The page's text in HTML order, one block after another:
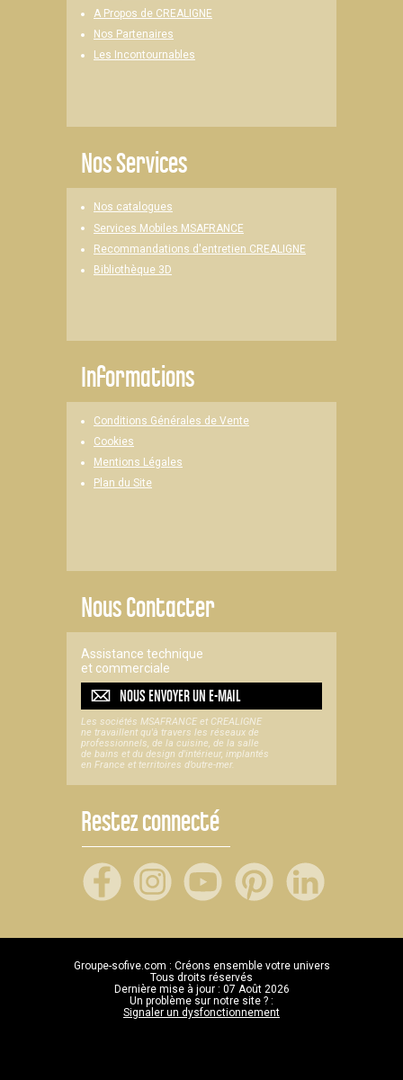
A Propos de CREALIGNE
Nos Partenaires
Les Incontournables
Nos Services
Nos catalogues
Services Mobiles MSAFRANCE
Recommandations d'entretien CREALIGNE
Bibliothèque 3D
Informations
Conditions Générales de Vente
Cookies
Mentions Légales
Plan du Site
Nous Contacter
Assistance technique
et commerciale
NOUS ENVOYER UNE-MAIL
Les sociétés MSAFRANCE et CREALIGNE
ne travaillent qu'à travers les réseaux de
professionnels, de la cuisine, de la salle
de bains et du design d'intérieur, implantés
en France et territoires d’outre-mer.
Restez connecté
Groupe-sofive.com : Créons ensemble votre univers
Tous droits réservés
Dernière mise à jour : 07 Août 2026
Un problème sur notre site ? :
Signaler un dysfonctionnement